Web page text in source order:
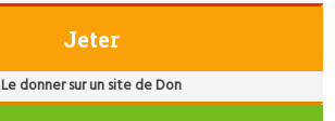
Jeter
Le donner sur un site de Don